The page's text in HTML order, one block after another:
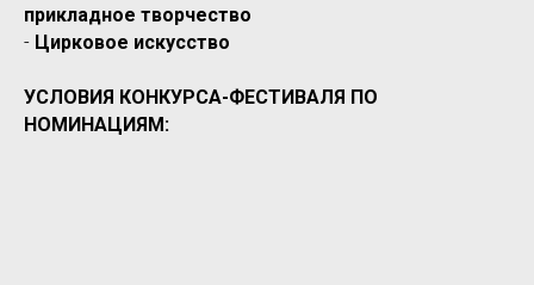
прикладное творчество
- Цирковое искусство
УСЛОВИЯ КОНКУРСА-ФЕСТИВАЛЯ ПО
НОМИНАЦИЯМ: